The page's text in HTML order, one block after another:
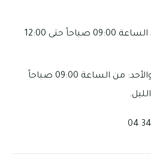
السبت والاثنين: من الساعة 09:00 صباحاً حتى 12:00
الثلاثاء إلى الجمعة والأحد: من الساعة 09:00 صباحاً